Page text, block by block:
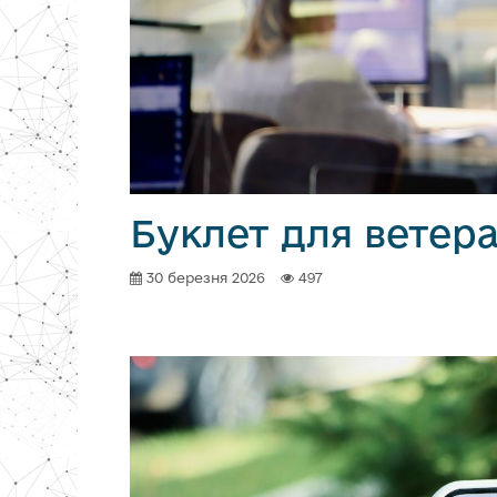
Буклет для
30 березня 2026 497